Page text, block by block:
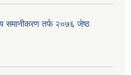
समानीकरण तर्फ २०७६ जेष्ठ